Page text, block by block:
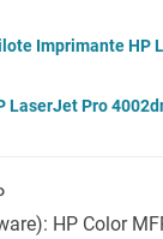
Imprimante HP
LaserJet Pro
HP Color